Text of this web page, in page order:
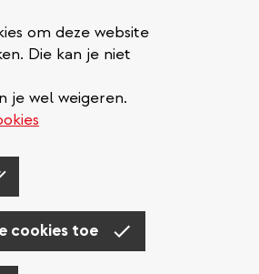
om deze website
Die kan je niet
je wel weigeren.
cookies toe